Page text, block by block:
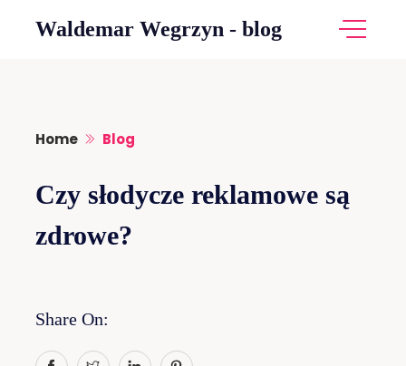
Waldemar Wegrzyn - blog
Home Blog
Czy słodycze reklamowe są
zdrowe?
Share On: